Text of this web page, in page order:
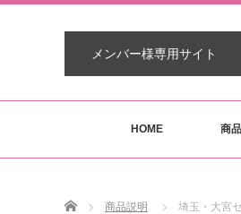
メンバー様専用サイト
HOME 商
Home 商品説明 埼玉・大宮